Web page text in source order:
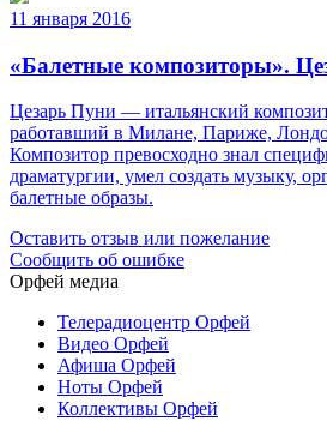
11 января 2016
«Балетные композиторы».
Цезарь Пуни — итальянский
работавший в Милане, Париже,
Композитор превосходно знал
драматургии, умел создать музыку,
балетные образы.
Оставить отзыв или пожелание
Сообщить об ошибке
Орфей медиа
Телерадиоцентр Орфей
Видео Орфей
Афиша Орфей
Ноты Орфей
Коллективы Орфей